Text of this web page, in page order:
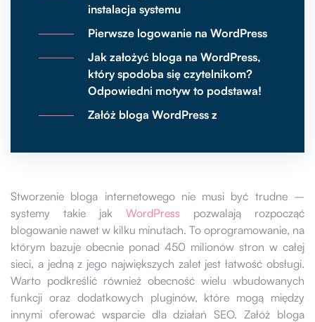
instalacja systemu
Pierwsze logowanie na WordPress
Jak założyć bloga na WordPress,
który spodoba się czytelnikom?
Odpowiedni motyw to podstawa!
Załóż bloga WordPress z
Publikacja treści
zwiększyć jego popularność? SEO
to podstawa!
Stworzenie bloga internetowego nie musi być trudne –
systemy takie jak WordPress pozwalają rozpocząć
blogowanie nawet w kilku minutach. To oprogramowanie, na
którym bazuje obecnie ponad 450 milionów stron w całej
sieci, a jedną z jego największych zalet jest łatwość obsługi.
Warto podkreślić również obecność wielu wbudowanych
funkcji oraz dodatkowych pluginów, które mogą między
innymi oferować wsparcie dla działań SEO. Załóż bloga